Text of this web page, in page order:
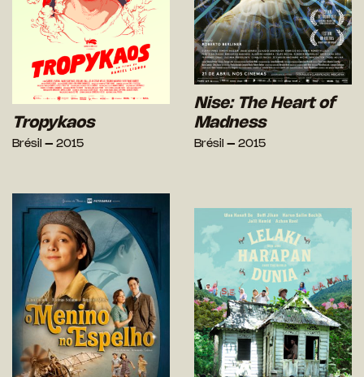
Tropykaos
Brésil – 2015
Nise: The Heart of
Madness
Brésil – 2015